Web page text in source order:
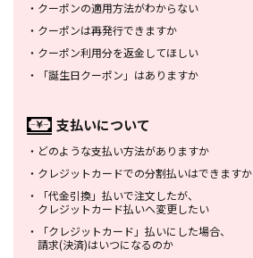
・ クーポンの適用方法がわからない
・ クーポンは再発行できますか
・ クーポン利用分を返金してほしい
・
「誕生日クーポン」はありますか
支払いについて
・ どのような支払い方法がありますか
・ クレジットカードでの分割払いはできますか
・
「代金引換」払いで注文したが、
クレジットカード払いへ変更したい
・
「クレジットカード」払いにした場合、
請求(決済)はいつになるのか